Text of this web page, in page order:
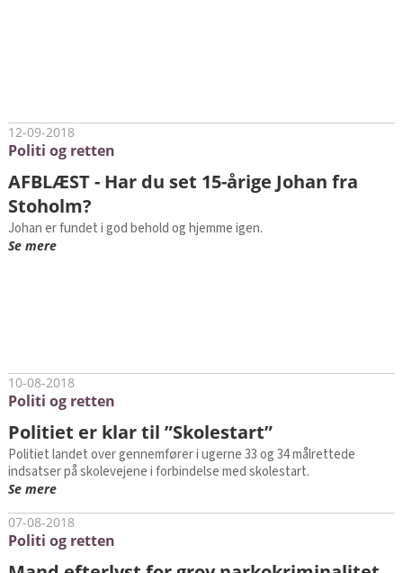
12-09-2018
Politi og retten
AFBLÆST - Har du set 15-årige Johan fra
Stoholm?
Johan er fundet i god behold og hjemme igen.
Se mere
10-08-2018
Politi og retten
Politiet er klar til ”Skolestart”
Politiet landet over gennemfører i ugerne 33 og 34 målrettede
indsatser på skolevejene i forbindelse med skolestart.
Se mere
07-08-2018
Politi og retten